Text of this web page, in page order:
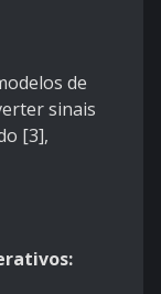
de
sinais
[3],